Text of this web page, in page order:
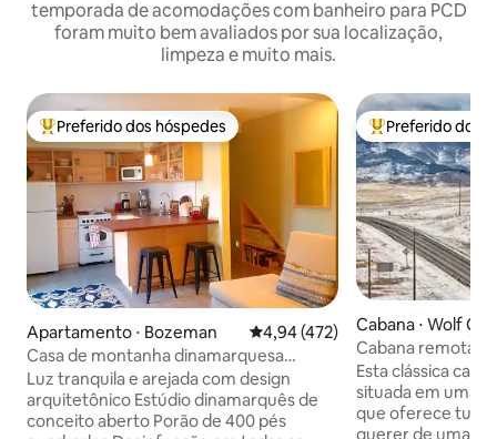
temporada de acomodações com banheiro para PCD
foram muito bem avaliados por sua localização,
limpeza e muito mais.
Entre os melhores preferidos dos hóspedes
Preferido dos hóspedes
Apartamento ⋅ Bozeman 4,94 de uma avaliação média de
4,94 (472)
Casa de montanha dinamarquesa
moderna @ Bozeman Native Studio
Luz tranquila e arejada com design
arquitetônico Estúdio dinamarquês de
conceito aberto Porão de 400 pés
Entre os
Preferido dos
Cabana ⋅ Wolf
Cabana remota
espaços abertos!
Esta clássica
situada em uma
que oferece tudo
querer de uma